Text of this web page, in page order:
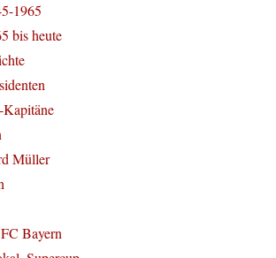
1965
bis heute
Müller
Bayern